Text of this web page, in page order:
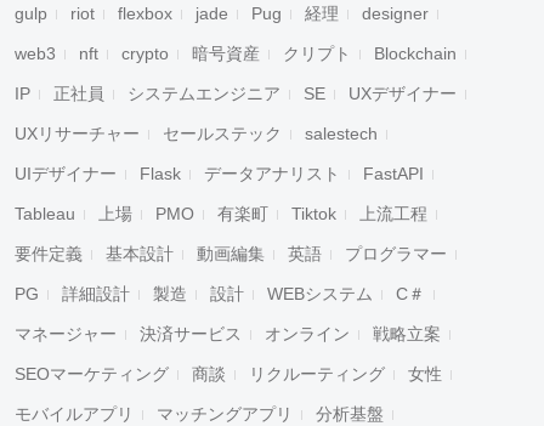
gulp riot flexbox jade Pug 経理 designer
web3 nft crypto 暗号資産 クリプト Blockchain
IP 正社員 システムエンジニア SE UXデザイナー
UXリサーチャー セールステック salestech
UIデザイナー Flask データアナリスト FastAPI
Tableau 上場 PMO 有楽町 Tiktok 上流工程
要件定義 基本設計 動画編集 英語 プログラマー
PG 詳細設計 製造 設計 WEBシステム C＃
マネージャー 決済サービス オンライン 戦略立案
SEOマーケティング 商談 リクルーティング 女性
モバイルアプリ マッチングアプリ 分析基盤